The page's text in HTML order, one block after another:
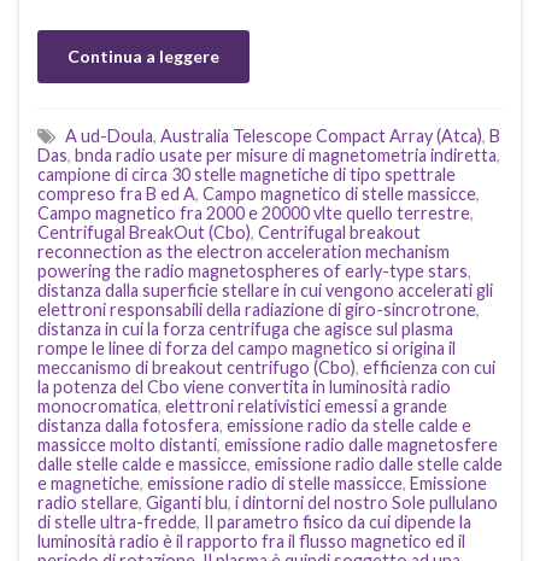
Continua a leggere
A ud-Doula, Australia Telescope Compact Array (Atca), B
Das, bnda radio usate per misure di magnetometria indiretta,
campione di circa 30 stelle magnetiche di tipo spettrale
compreso fra B ed A, Campo magnetico di stelle massicce,
Campo magnetico fra 2000 e 20000 vlte quello terrestre,
Centrifugal BreakOut (Cbo), Centrifugal breakout
reconnection as the electron acceleration mechanism
powering the radio magnetospheres of early-type stars,
distanza dalla superficie stellare in cui vengono accelerati gli
elettroni responsabili della radiazione di giro-sincrotrone,
distanza in cui la forza centrifuga che agisce sul plasma
rompe le linee di forza del campo magnetico si origina il
meccanismo di breakout centrifugo (Cbo), efficienza con cui
la potenza del Cbo viene convertita in luminosità radio
monocromatica, elettroni relativistici emessi a grande
distanza dalla fotosfera, emissione radio da stelle calde e
massicce molto distanti, emissione radio dalle magnetosfere
dalle stelle calde e massicce, emissione radio dalle stelle calde
e magnetiche, emissione radio di stelle massicce, Emissione
radio stellare, Giganti blu, i dintorni del nostro Sole pullulano
di stelle ultra-fredde, Il parametro fisico da cui dipende la
luminosità radio è il rapporto fra il flusso magnetico ed il